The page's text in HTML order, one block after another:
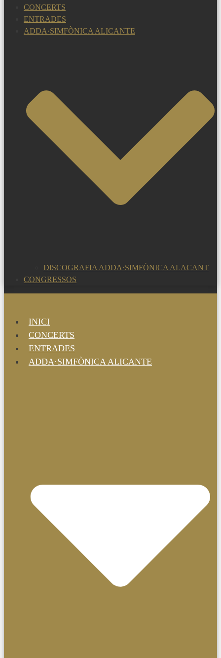
CONCERTS
ENTRADES
ADDA·SIMFÒNICA ALICANTE
DISCOGRAFIA ADDA·SIMFÒNICA ALACANT
CONGRESSOS
INICI
CONCERTS
ENTRADES
ADDA·SIMFÒNICA ALICANTE